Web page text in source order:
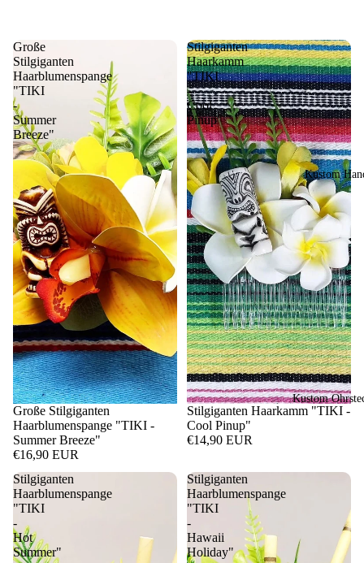
Kustom
Kustom
Große
Stilgiganten
Haarblumenspange
"TIKI
-
Summer
Breeze"
Große Stilgiganten
Haarblumenspange "TIKI -
Summer Breeze"
€16,90 EUR
Stilgiganten
Haarkamm
"TIKI
-
Cool
Pinup"
Stilgiganten Haarkamm "TIKI -
Cool Pinup"
€14,90 EUR
Stilgiganten
Haarblumenspange
"TIKI
-
Hot
Summer"
Stilgiganten
Haarblumenspange
"TIKI
-
Hawaii
Holiday"